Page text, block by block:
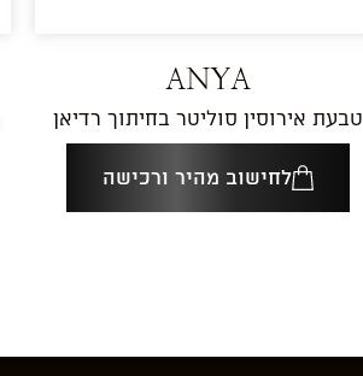
ANYA
טבעת אירוסין סוליטר בחיתוך רדיאן
לחישוב מהיר ורכישה